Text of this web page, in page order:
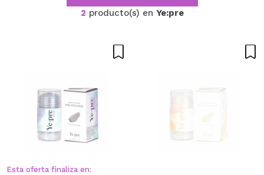
QUIERO REGISTRARME
FRANCES
ALEMAN
PORTUGUESE
2 producto(s) en Ye:pre
Esta oferta finaliza en: